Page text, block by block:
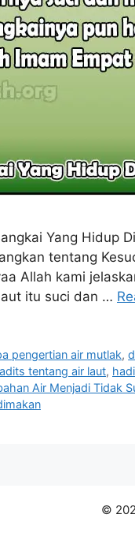
Yang Hidup
tentang
Allah kami
itu suci dan …
pengertian air mutlak,
tentang air laut,
Air Menjadi Tidak
©